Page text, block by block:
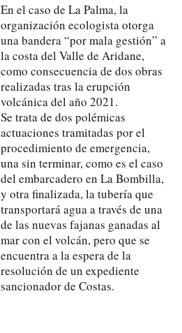
En el caso de La Palma, la
organización ecologista otorga
una bandera “por mala gestión” a
la costa del Valle de Aridane,
como consecuencia de dos obras
realizadas tras la erupción
volcánica del año 2021.
Se trata de dos polémicas
actuaciones tramitadas por el
procedimiento de emergencia,
una sin terminar, como es el caso
del embarcadero en La Bombilla,
y otra finalizada, la tubería que
transportará agua a través de una
de las nuevas fajanas ganadas al
mar con el volcán, pero que se
encuentra a la espera de la
resolución de un expediente
sancionador de Costas.